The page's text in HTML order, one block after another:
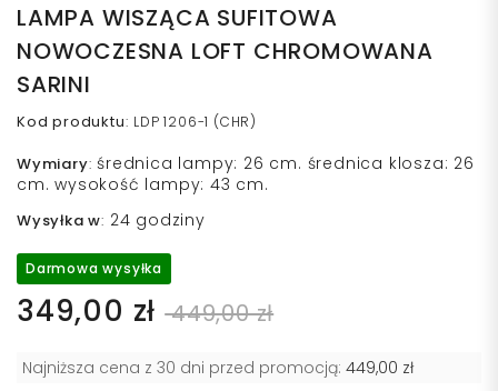
LAMPA WISZĄCA SUFITOWA
NOWOCZESNA LOFT CHROMOWANA
SARINI
Kod produktu: LDP 1206-1 (CHR)
Wymiary: średnica lampy: 26 cm. średnica klosza: 26
cm. wysokość lampy: 43 cm.
Wysyłka w: 24 godziny
Darmowa wysyłka
349,00 zł 449,00 zł
Najniższa cena z 30 dni przed promocją: 449,00 zł